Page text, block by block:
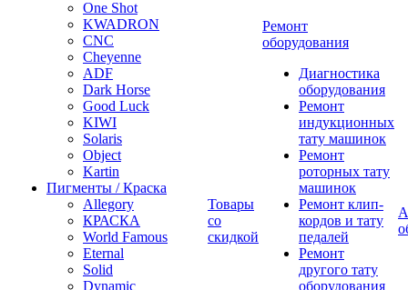
One Shot
KWADRON
CNC
Cheyenne
ADF
Dark Horse
Good Luck
KIWI
Solaris
Object
Kartin
Пигменты / Краска
Allegory
КРАСКА
World Famous
Eternal
Solid
Dynamic
Товары
со
скидкой
Ремонт
оборудования
Диагностика
оборудования
Ремонт
индукционных
тату машинок
Ремонт
роторных тату
машинок
Ремонт клип-
кордов и тату
педалей
Ремонт
другого тату
оборудования